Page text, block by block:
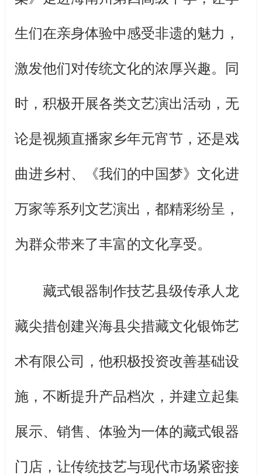
生们在亲身体验中感受非遗的魅力，
激发他们对传统文化的浓厚兴趣。同
时，积极开展各类文艺演出活动，无
论是视频直播家乡年元宵节，还是戏
曲进乡村、《我们的中国梦》文化进
万家等系列文艺演出，都精彩纷呈，
为群众带来了丰富的文化享受。
藏式银器制作技艺县级传承人龙
藏尖措创建兴海县尖措藏文化银饰艺
术有限公司，他积极投资改善基础设
施，不断提升产品档次，并建立起集
展示、销售、体验为一体的藏式银器
门店，让传统技艺与现代市场紧密接